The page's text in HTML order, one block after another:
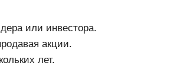
или инвестора.
акции.
лет.